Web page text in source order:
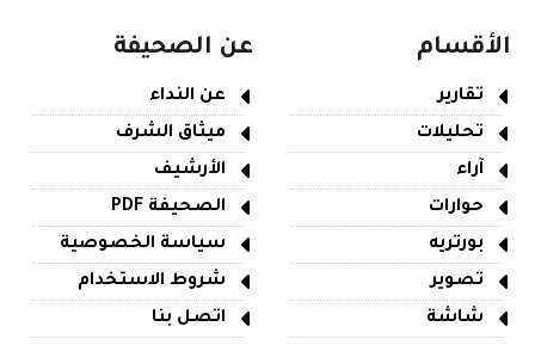
الأقسام
تقارير
تحليلات
آراء
حوارات
بورتريه
تصوير
شاشة
عن الصحيفة
عن النداء
ميثاق الشرف
الأرشيف
الصحيفة PDF
سياسة الخصوصية
شروط الاستخدام
اتصل بنا